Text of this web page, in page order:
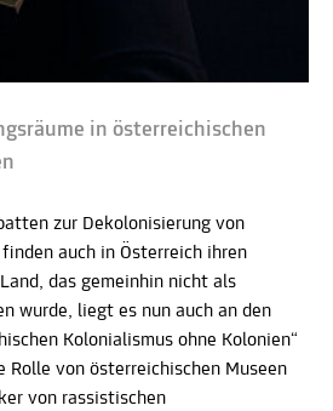
in österreichischen
zur Dekolonisierung von
auch in Österreich ihren
das gemeinhin nicht als
wurde, liegt es nun auch an den
Kolonialismus ohne Kolonien“
Rolle von österreichischen Museen
von rassistischen